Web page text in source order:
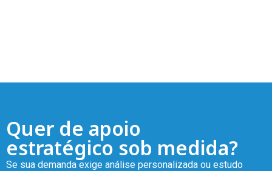
Quer de apoio
estratégico sob medida?
Se sua demanda exige análise personalizada ou estudo